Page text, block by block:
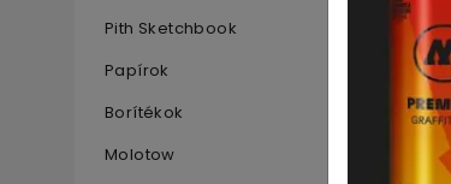
Pith Sketchbook
Papírok
Borítékok
Molotow